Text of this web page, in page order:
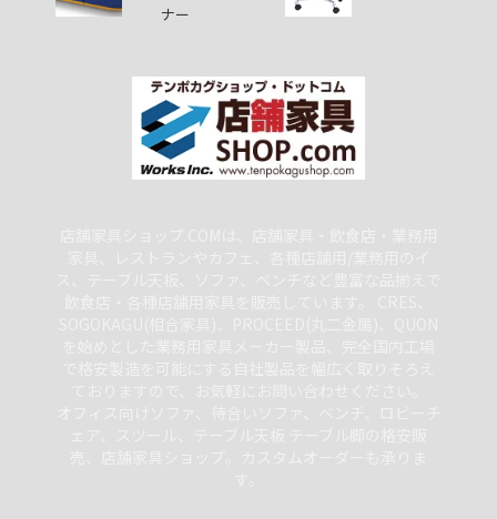
ナー